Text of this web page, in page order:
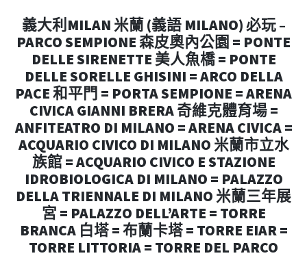
容
義大利MILAN 米蘭 (義語 MILANO) 必玩 –
PARCO SEMPIONE 森皮奧內公園 = PONTE
DELLE SIRENETTE 美人魚橋 = PONTE
DELLE SORELLE GHISINI = ARCO DELLA
PACE 和平門 = PORTA SEMPIONE = ARENA
CIVICA GIANNI BRERA 奇維克體育場 =
ANFITEATRO DI MILANO = ARENA CIVICA =
ACQUARIO CIVICO DI MILANO 米蘭市立水
族館 = ACQUARIO CIVICO E STAZIONE
IDROBIOLOGICA DI MILANO = PALAZZO
DELLA TRIENNALE DI MILANO 米蘭三年展
宮 = PALAZZO DELL’ARTE = TORRE
BRANCA 白塔 = 布蘭卡塔 = TORRE EIAR =
TORRE LITTORIA = TORRE DEL PARCO